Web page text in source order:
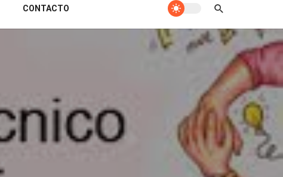
CONTACTO